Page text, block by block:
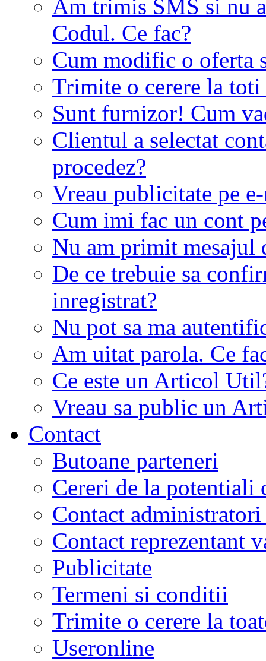
Am trimis SMS si nu
Codul. Ce fac?
Cum modific o oferta
Trimite o cerere la
Sunt furnizor! Cum
Clientul a selectat
procedez?
Vreau publicitate pe
Cum imi fac un cont
Nu am primit mesajul
De ce trebuie sa
inregistrat?
Nu pot sa ma
Am uitat parola. Ce
Ce este un Articol
Vreau sa public un
Contact
Butoane parteneri
Cereri de la potentiali
Contact
Contact reprezentant
Publicitate
Termeni si conditii
Trimite o cerere la
Useronline